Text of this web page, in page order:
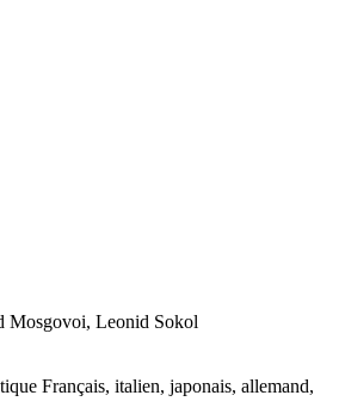
Mosgovoi, Leonid Sokol
Français, italien, japonais, allemand,